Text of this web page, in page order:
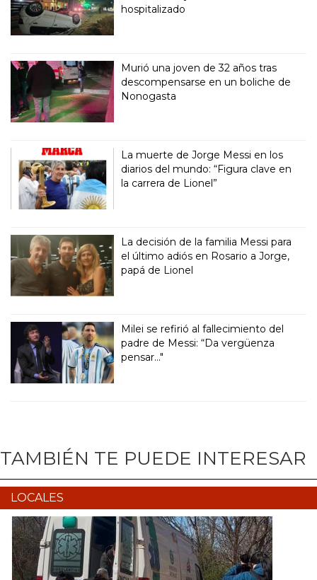
hospitalizado
Murió una joven de 32 años tras
descompensarse en un boliche de
Nonogasta
La muerte de Jorge Messi en los
diarios del mundo: “Figura clave en
la carrera de Lionel”
La decisión de la familia Messi para
el último adiós en Rosario a Jorge,
papá de Lionel
Milei se refirió al fallecimiento del
padre de Messi: “Da vergüenza
pensar..."
TAMBIÉN TE PUEDE INTERESAR
LOCALES